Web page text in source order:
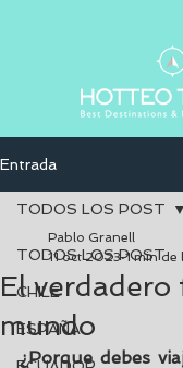
Entrada
TODOS LOS POST
CHILE
ESPAÑA
TODOS LOS POST
El verdadero
mundo
Pablo Granell
11 oct 2023 1 min de
¿Porque debes